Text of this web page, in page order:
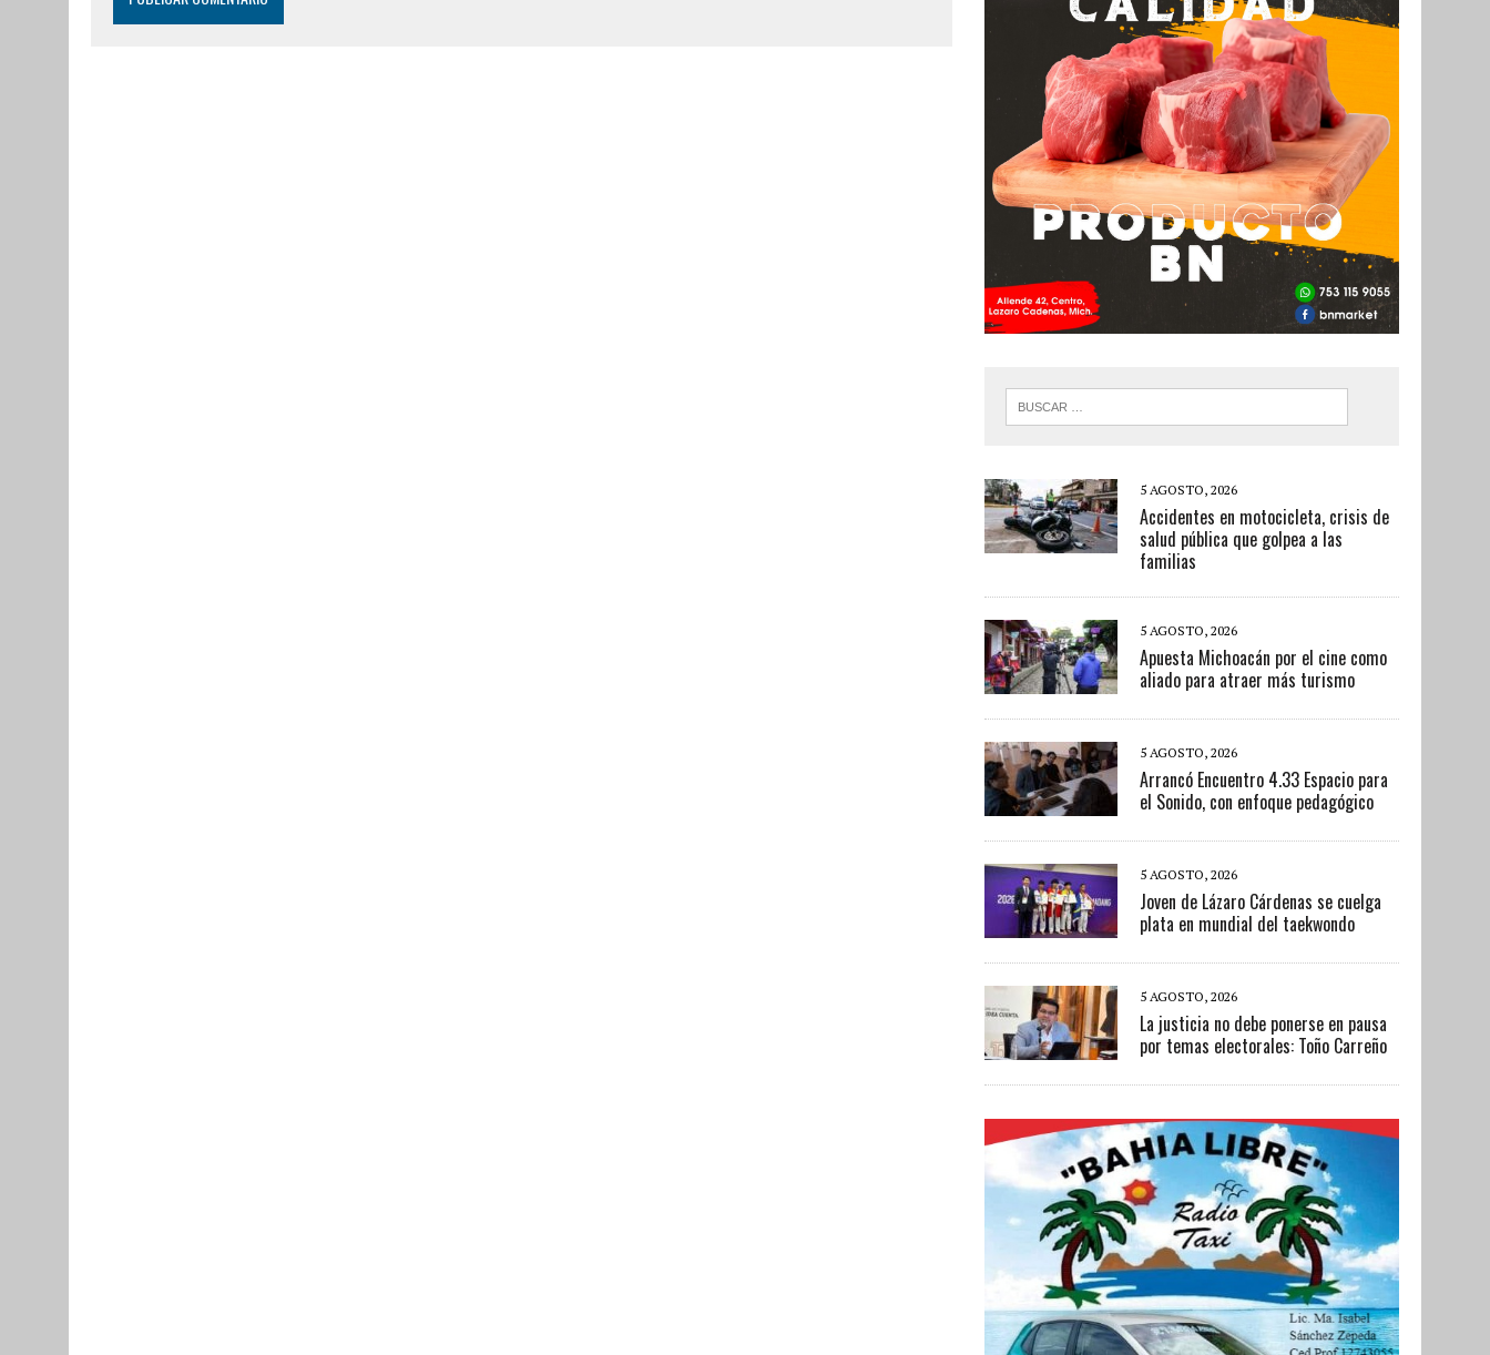
5 AGOSTO, 2026
Accidentes en motocicleta, crisis de
salud pública que golpea a las
familias
5 AGOSTO, 2026
Apuesta Michoacán por el cine como
aliado para atraer más turismo
5 AGOSTO, 2026
Arrancó Encuentro 4.33 Espacio para
el Sonido, con enfoque pedagógico
5 AGOSTO, 2026
Joven de Lázaro Cárdenas se cuelga
plata en mundial del taekwondo
5 AGOSTO, 2026
La justicia no debe ponerse en pausa
por temas electorales: Toño Carreño